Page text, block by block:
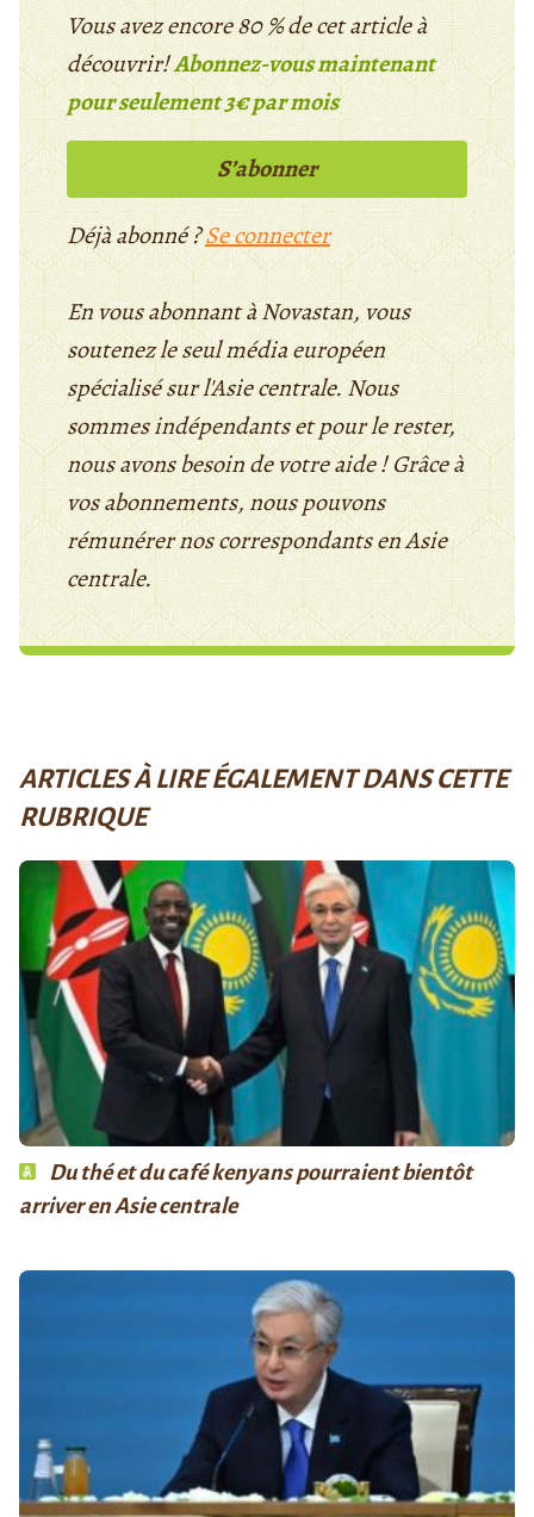
Vous avez encore 80 % de cet article à
découvrir!Abonnez-vous maintenant
pour seulement 3€ par mois
S’abonner
Déjà abonné ?Se connecter
En vous abonnant à Novastan, vous
soutenez le seul média européen
spécialisé sur l'Asie centrale. Nous
sommes indépendants et pour le rester,
nous avons besoin de votre aide ! Grâce à
vos abonnements, nous pouvons
rémunérer nos correspondants en Asie
centrale.
ARTICLES À LIRE ÉGALEMENT DANS CETTE
RUBRIQUE
Du thé et du café kenyans pourraient bientôt
arriver en Asie centrale